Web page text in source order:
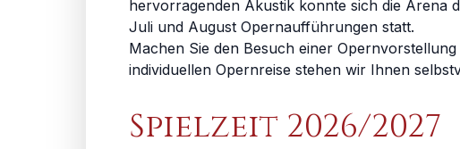
hervorragenden Akustik konnte sich die Arena
Juli und August Opernaufführungen statt.
Machen Sie den Besuch einer
individuellen Opernreise stehen wir Ihnen
Spielzeit 2026/2027